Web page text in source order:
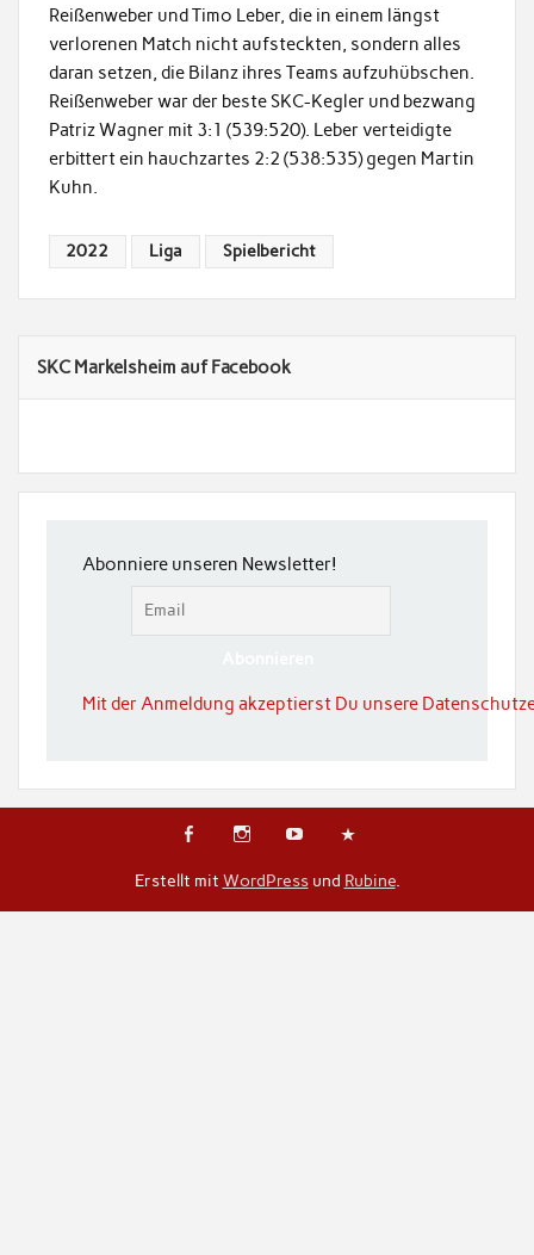
Reißenweber und Timo Leber, die in einem längst
verlorenen Match nicht aufsteckten, sondern alles
daran setzen, die Bilanz ihres Teams aufzuhübschen.
Reißenweber war der beste SKC-Kegler und bezwang
Patriz Wagner mit 3:1 (539:520). Leber verteidigte
erbittert ein hauchzartes 2:2 (538:535) gegen Martin
Kuhn.
2022 Liga Spielbericht
SKC Markelsheim auf Facebook
Abonniere unseren Newsletter!
Mit der Anmeldung akzeptierst Du unsere
Erstellt mit WordPressund Rubine.